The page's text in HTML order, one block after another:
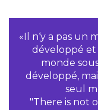
«Il n‘y a pas un
développé
monde
développé,
seul
"There is not